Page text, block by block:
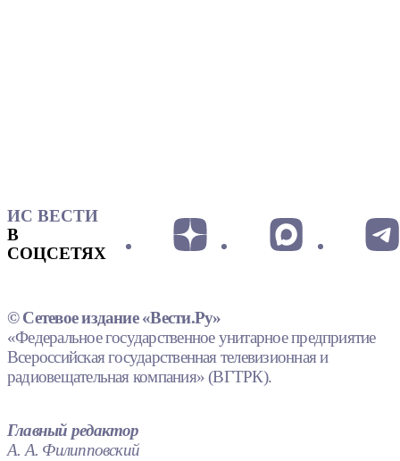
ИС ВЕСТИ
В
СОЦСЕТЯХ
© Сетевое издание «Вести.Ру»
«Федеральное государственное унитарное предприятие
Всероссийская государственная телевизионная и
радиовещательная компания» (ВГТРК).
Главный редактор
А. А. Филипповский